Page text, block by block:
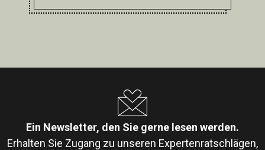
Ein Newsletter, den Sie gerne lesen werden.
Erhalten Sie Zugang zu unseren Expertenratschlägen,